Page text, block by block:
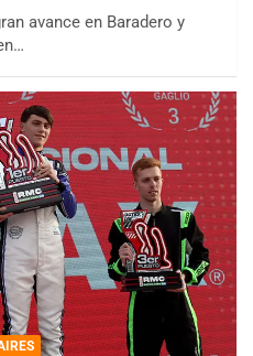
avance en Baradero y